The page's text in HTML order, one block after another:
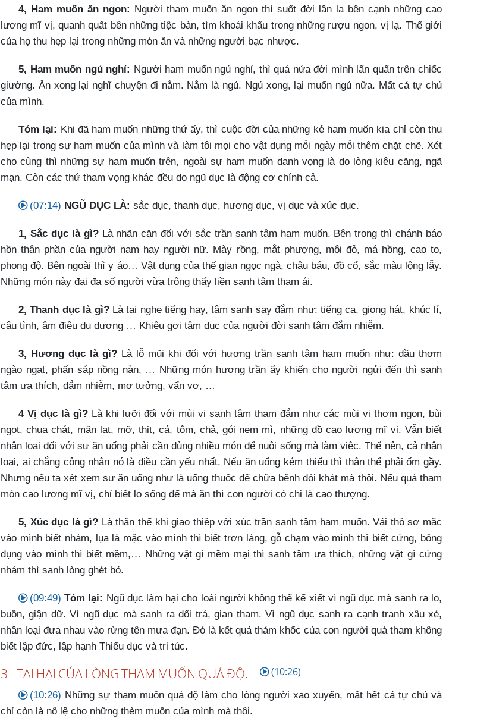
4, Ham muốn ăn ngon: Người tham muốn ăn ngon thì suốt đời lân la bên cạnh những cao
lương mĩ vị, quanh quất bên những tiệc bàn, tìm khoái khẩu trong những rượu ngon, vị lạ. Thế giới
của họ thu hẹp lại trong những món ăn và những người bạc nhược.
5, Ham muốn ngủ nghỉ: Người ham muốn ngủ nghỉ, thì quá nửa đời mình lẩn quẩn trên chiếc
giường. Ăn xong lại nghĩ chuyện đi nằm. Nằm là ngủ. Ngủ xong, lại muốn ngủ nữa. Mất cả tự chủ
của mình.
Tóm lại: Khi đã ham muốn những thứ ấy, thì cuộc đời của những kẻ ham muốn kia chỉ còn thu
hẹp lại trong sự ham muốn của mình và làm tôi mọi cho vật dụng mỗi ngày mỗi thêm chặt chẽ. Xét
cho cùng thì những sự ham muốn trên, ngoài sự ham muốn danh vọng là do lòng kiêu căng, ngã
mạn. Còn các thứ tham vọng khác đều do ngũ dục là động cơ chính cả.
(07:14) NGŨ DỤC LÀ: sắc dục, thanh dục, hương dục, vị dục và xúc dục.
1, Sắc dục là gì?Là nhãn căn đối với sắc trần sanh tâm ham muốn. Bên trong thì chánh báo
hồn thân phần của người nam hay người nữ. Mày rồng, mắt phượng, môi đỏ, má hồng, cao to,
phong độ. Bên ngoài thì y áo…​ Vật dụng của thế gian ngọc ngà, châu báu, đồ cổ, sắc màu lộng lẫy.
Những món này đại đa số người vừa trông thấy liền sanh tâm tham ái.
2, Thanh dục là gì?Là tai nghe tiếng hay, tâm sanh say đắm như: tiếng ca, giọng hát, khúc lí,
câu tình, âm điệu du dương …​ Khiêu gợi tâm dục của người đời sanh tâm đắm nhiễm.
3, Hương dục là gì? Là lỗ mũi khi đối với hương trần sanh tâm ham muốn như: dầu thơm
ngào ngạt, phấn sáp nồng nàn, …​ Những món hương trần ấy khiến cho người ngửi đến thì sanh
tâm ưa thích, đắm nhiễm, mơ tưởng, vẩn vơ, …​
4 Vị dục là gì? Là khi lưỡi đối với mùi vị sanh tâm tham đắm như các mùi vị thơm ngon, bùi
ngọt, chua chát, mặn lạt, mỡ, thịt, cá, tôm, chả, gói nem mì, những đồ cao lương mĩ vị. Vẫn biết
nhân loại đối với sự ăn uống phải cần dùng nhiều món để nuôi sống mà làm việc. Thế nên, cả nhân
loại, ai chẳng công nhận nó là điều cần yếu nhất. Nếu ăn uống kém thiếu thì thân thể phải ốm gầy.
Nhưng nếu ta xét xem sự ăn uống như là uống thuốc để chữa bệnh đói khát mà thôi. Nếu quá tham
món cao lương mĩ vị, chỉ biết lo sống để mà ăn thì con người có chi là cao thượng.
5, Xúc dục là gì? Là thân thể khi giao thiệp với xúc trần sanh tâm ham muốn. Vải thô sơ mặc
vào mình biết nhám, lụa là mặc vào mình thì biết trơn láng, gỗ chạm vào mình thì biết cứng, bông
đụng vào mình thì biết mềm,…​ Những vật gì mềm mại thì sanh tâm ưa thích, những vật gì cứng
nhám thì sanh lòng ghét bỏ.
(09:49) Tóm lại: Ngũ dục làm hại cho loài người không thể kể xiết vì ngũ dục mà sanh ra lo,
buồn, giận dữ. Vì ngũ dục mà sanh ra dối trá, gian tham. Vì ngũ dục sanh ra cạnh tranh xâu xé,
nhân loại đưa nhau vào rừng tên mưa đạn. Đó là kết quả thảm khốc của con người quá tham không
biết lập đức, lập hạnh Thiểu dục và tri túc.
3 - TAI HẠI CỦA LÒNG THAM MUỐN QUÁ ĐỘ. (10:26)
(10:26) Những sự tham muốn quá độ làm cho lòng người xao xuyến, mất hết cả tự chủ và
chỉ còn là nô lệ cho những thèm muốn của mình mà thôi.